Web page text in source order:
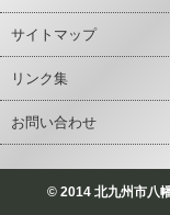
サイトマップ
リンク集
お問い合わせ
© 2014 北九州市八